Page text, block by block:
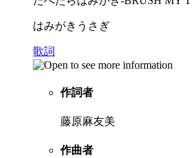
はみがきうさぎ
歌詞
作詞者
藤原麻友美
作曲者